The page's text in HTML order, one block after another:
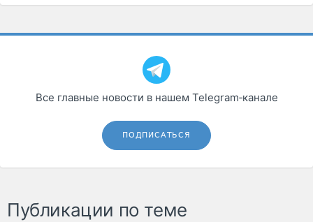
Все главные новости в нашем Telegram‑канале
ПОДПИСАТЬСЯ
Публикации по теме